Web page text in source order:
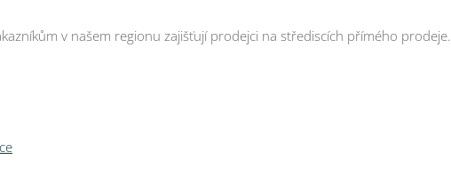
v našem regionu zajišťují prodejci na střediscích přímého prodeje.